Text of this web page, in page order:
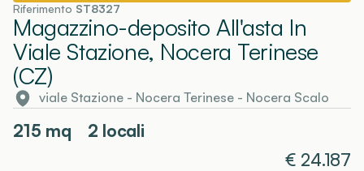
Riferimento ST8327
Magazzino-deposito All'asta In
Viale Stazione, Nocera Terinese
(CZ)
viale Stazione - Nocera Terinese - Nocera Scalo
215 mq
2 locali
€ 24.187